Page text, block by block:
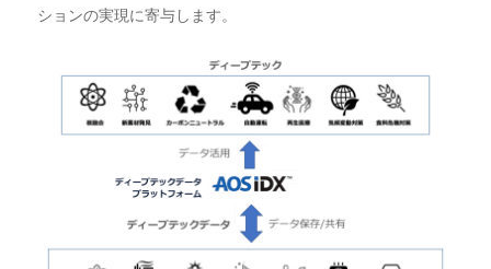
ションの実現に寄与します。